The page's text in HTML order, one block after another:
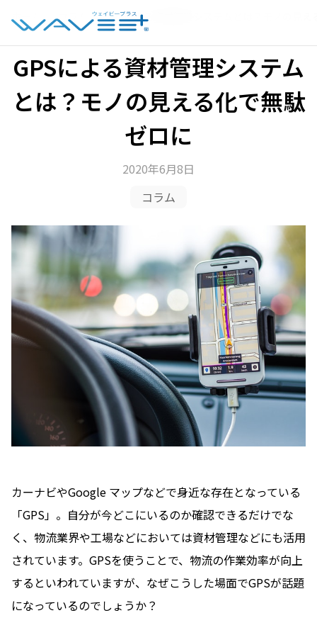
ホーム コラム › GPSによる資材管理システムとは？モノの見え
GPSによる資材管理システム
とは？モノの見える化で無駄
ゼロに
2020年6月8日
コラム
カーナビやGoogle マップなどで身近な存在となっている
「GPS」。自分が今どこにいるのか確認できるだけでな
く、物流業界や工場などにおいては資材管理などにも活用
されています。GPSを使うことで、物流の作業効率が向上
するといわれていますが、なぜこうした場面でGPSが話題
になっているのでしょうか？